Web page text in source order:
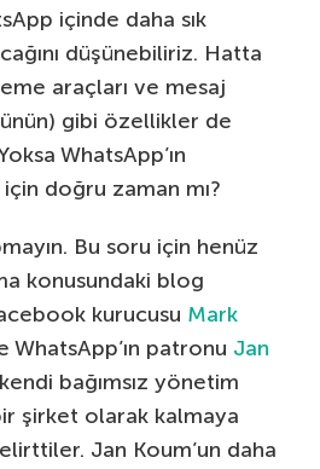
içinde daha sık
düşünebiliriz. Hatta
araçları ve mesaj
gibi özellikler de
WhatsApp’ın
doğru zaman mı?
Bu soru için henüz
konusundaki blog
kurucusu Mark
WhatsApp’ın patronu Jan
bağımsız yönetim
şirket olarak kalmaya
Jan Koum’un daha